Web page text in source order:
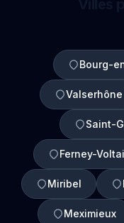
Bourg-
Valserhône
Saint-
Ferney-
Miribel
Meximieux